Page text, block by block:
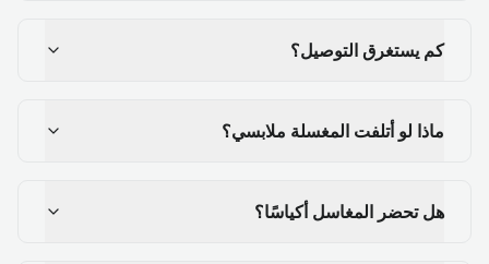
كم يستغرق التوصيل؟
ماذا لو أتلفت المغسلة ملابسي؟
هل تحضر المغاسل أكياسًا؟